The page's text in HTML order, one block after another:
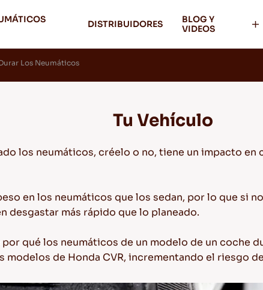
DISTRIBUIDORES
BLOG Y
VIDEOS
Los Neumáticos
Tu Vehículo
los neumáticos, créelo o no, tiene un impacto en
en los neumáticos que los sedan, por lo que si
desgastar más rápido que lo planeado.
por qué los neumáticos de un modelo de un coche
modelos de Honda CVR, incrementando el riesgo